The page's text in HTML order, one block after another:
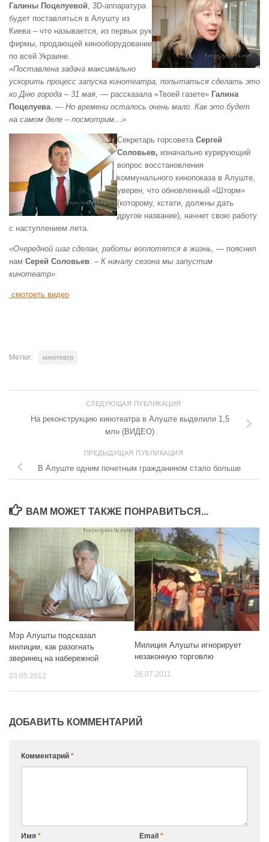
Галины Поцелуевой , 3D-аппаратура
будет поставляться в Алушту из
Киева – что называется, из первых рук
фирмы, продающей кинооборудование
по всей Украине.
«Поставлена задача максимально
ускорить процесс запуска кинотеатра, попытаться сделать это
ко Дню города – 31 мая, — рассказала «Твоей газете» Галина
Поцелуева . — Но времени осталось очень мало. Как это будет
на самом деле – посмотрим…»
Секретарь горсовета Сергей
Соловьев, изначально курирующий
вопрос восстановления
коммунального кинопоказа в Алуште,
уверен, что обновленный «Шторм»
(которому, кстати, должны дать
другое название), начнет свою работу
с наступлением лета.
«Очередной шаг сделан, работы воплотятся в жизнь, — пояснил
нам Серей Соловьев . – К началу сезона мы запустим
кинотеатр»
смотреть видео
Метки: кинотеатр
СЛЕДУЮЩАЯ ПУБЛИКАЦИЯ
На реконструкцию кинотеатра в Алуште выделили 1,5
млн (ВИДЕО)
ПРЕДЫДУЩАЯ ПУБЛИКАЦИЯ
В Алуште одним почетным гражданином стало больше
ВАМ МОЖЕТ ТАКЖЕ ПОНРАВИТЬСЯ...
Мэр Алушты подсказал
милиции, как разогнать
зверинец на набережной
23.05.2012
Милиция Алушты игнорирует
незаконную торговлю
26.07.2011
ДОБАВИТЬ КОММЕНТАРИЙ
Комментарий *
Имя * Email *